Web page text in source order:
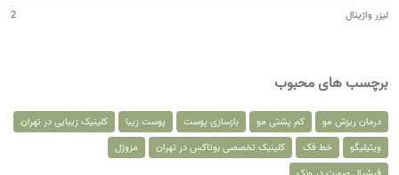
لیزر واژینال 2
برچسب های محبوب
درمان ریزش مو کم پشتی مو بازسازی پوست پوست زیبا
کلینیک زیبایی در تهران
ویتیلیگو
خط فک کلینیک تخصصی بوتاکس در تهران
مزوژل